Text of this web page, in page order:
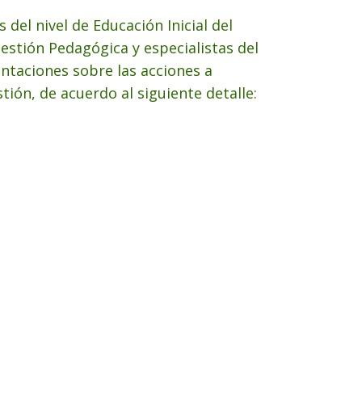
del nivel de Educación Inicial del
Pedagógica y especialistas del
sobre las acciones a
de acuerdo al siguiente detalle: